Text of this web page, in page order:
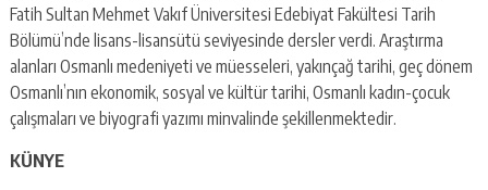
Fatih Sultan Mehmet Vakıf Üniversitesi Edebiyat Fakültesi Tarih
Bölümü’nde lisans-lisansütü seviyesinde dersler verdi. Araştırma
alanları Osmanlı medeniyeti ve müesseleri, yakınçağ tarihi, geç dönem
Osmanlı’nın ekonomik, sosyal ve kültür tarihi, Osmanlı kadın-çocuk
çalışmaları ve biyografi yazımı minvalinde şekillenmektedir.
KÜNYE